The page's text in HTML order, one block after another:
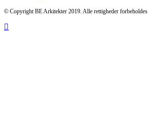
© Copyright BE Arkitekter 2019. Alle rettigheder forbeholdes